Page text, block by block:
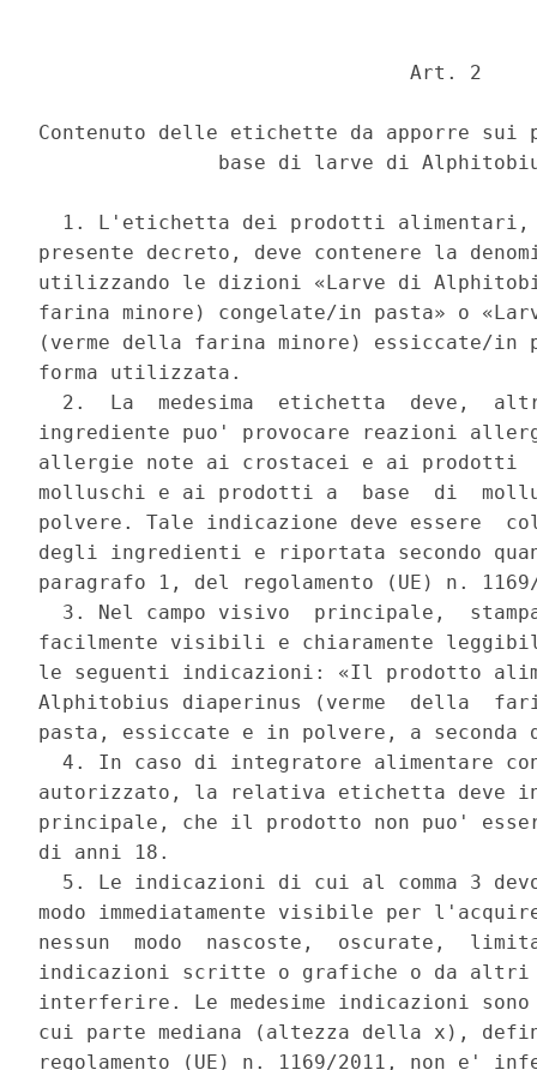
                               Art. 2
Contenuto delle etichette da apporre
base di larve di
1. L'etichetta dei prodotti
presente decreto, deve contenere la
utilizzando le dizioni «Larve di
farina minore) congelate/in pasta» o
(verme della farina minore) essiccate/in
forma utilizzata.
2.  La  medesima  etichetta  deve,
ingrediente puo' provocare reazioni
allergie note ai crostacei e ai
molluschi e ai prodotti a  base  di
polvere. Tale indicazione deve essere
degli ingredienti e riportata secondo
paragrafo 1, del regolamento (UE) n.
3. Nel campo visivo  principale,
facilmente visibili e chiaramente
le seguenti indicazioni: «Il prodotto
Alphitobius diaperinus (verme  della
pasta, essiccate e in polvere, a
4. In caso di integratore alimentare
autorizzato, la relativa etichetta deve
principale, che il prodotto non puo'
di anni 18.
5. Le indicazioni di cui al comma 3
modo immediatamente visibile per
nessun  modo  nascoste,  oscurate,
indicazioni scritte o grafiche o da
interferire. Le medesime indicazioni
cui parte mediana (altezza della x),
regolamento (UE) n. 1169/2011, non e'